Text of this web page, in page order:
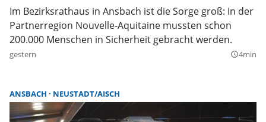
Im Bezirksrathaus in Ansbach ist die Sorge groß: In der
Partnerregion Nouvelle-Aquitaine mussten schon
200.000 Menschen in Sicherheit gebracht werden.
gestern query_builder4min
ANSBACH NEUSTADT/AISCH